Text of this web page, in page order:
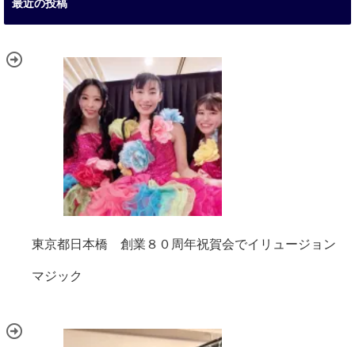
最近の投稿
東京都日本橋 創業８０周年祝賀会でイリュージョン
マジック